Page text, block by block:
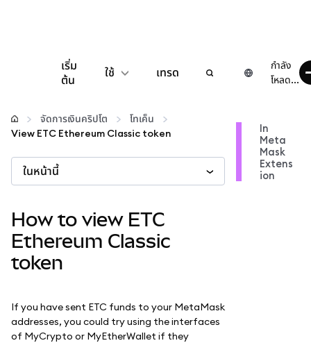
เริ่ม
ต้น
ใช้
กำหนดค่า
เว็บ 3 เพิ่มเติม
รักษาความปลอดภัย
เทรด
กำลัง
โหลด...
จัดการเงินคริปโต
โทเค็น
View ETC Ethereum Classic token
ในหน้านี้
How to view ETC
Ethereum Classic
token
If you have sent ETC funds to your MetaMask
addresses, you could try using the interfaces
of MyCrypto or MyEtherWallet if they
In
Meta
Mask
Extens
ion